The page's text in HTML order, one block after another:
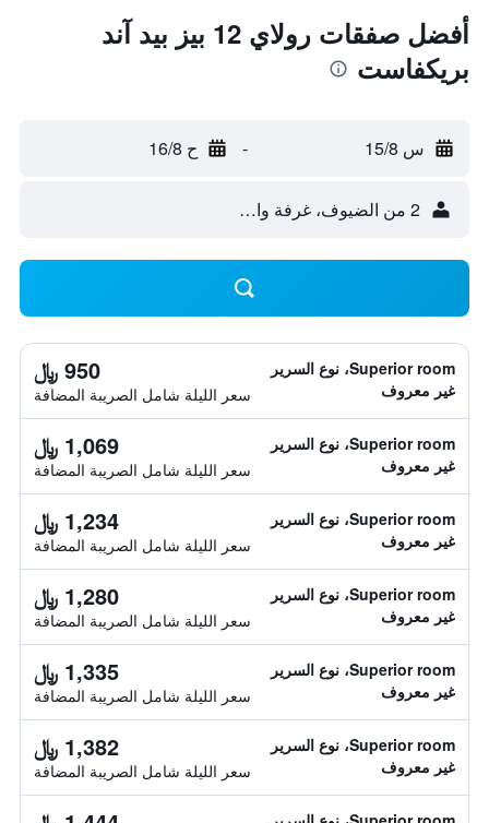
أفضل صفقات رولاي 12 بيز بيد آند
بريكفاست
س 15/8 - ح 16/8
2 من الضيوف، غرفة واحدة
Superior room، نوع السرير
غير معروف
950 ﷼
سعر الليلة شامل الصريبة المضافة
Superior room، نوع السرير
غير معروف
1,069 ﷼
سعر الليلة شامل الصريبة المضافة
Superior room، نوع السرير
غير معروف
1,234 ﷼
سعر الليلة شامل الصريبة المضافة
Superior room، نوع السرير
غير معروف
1,280 ﷼
سعر الليلة شامل الصريبة المضافة
Superior room، نوع السرير
غير معروف
1,335 ﷼
سعر الليلة شامل الصريبة المضافة
Superior room، نوع السرير
غير معروف
1,382 ﷼
سعر الليلة شامل الصريبة المضافة